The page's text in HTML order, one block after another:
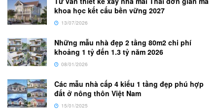
khoa học kết cấu bền vững 2027
13/07/2026
Những mẫu nhà đẹp 2 tầng 80m2 chi phí
khoảng 1 tỷ đến 1.3 tỷ năm 2026
08/01/2026
Các mẫu nhà cấp 4 kiểu 1 tầng đẹp phú hợp
đất ở nông thôn Việt Nam
15/01/2025